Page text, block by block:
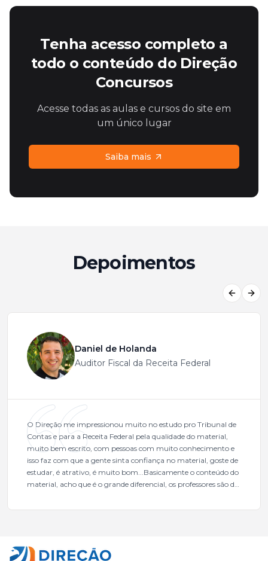
Tenha acesso completo a
todo o conteúdo do Direção
Concursos
Acesse todas as aulas e cursos do site em
um único lugar
Saiba mais
Depoimentos
Daniel de Holanda
Auditor Fiscal da Receita Federal
O Direção me impressionou muito no estudo pro Tribunal de
Contas e para a Receita Federal pela qualidade do material,
muito bem escrito, com pessoas com muito conhecimento e
isso faz com que a gente sinta confiança no material, goste de
estudar, é atrativo, é muito bom...Basicamente o conteúdo do
material, acho que é o grande diferencial, os professores são de
mais excelentes cargos da administração pública.Eu sempre
fundamental na minha derrota no ano passado para que eu
pudesse enxergar o que eu errei e corrigir minha rota.E além